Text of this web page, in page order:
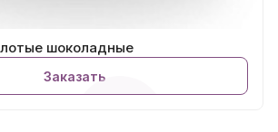
шоколадные
Заказать